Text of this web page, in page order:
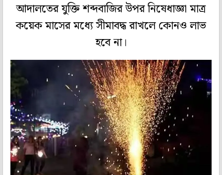
আদালতের যুক্তি শব্দবাজির উপর নিষেধাজ্ঞা মাত্র
কয়েক মাসের মধ্যে সীমাবদ্ধ রাখলে কোনও লাভ
হবে না।